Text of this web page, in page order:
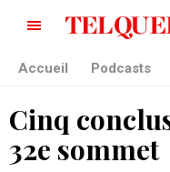
Accueil Podcasts
Cinq
32e sommet